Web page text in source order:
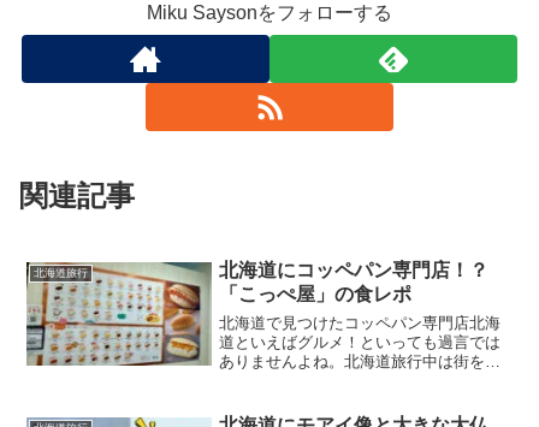
Miku Saysonをフォローする
関連記事
北海道旅行
北海道にコッペパン専門店！？
「こっぺ屋」の食レポ
北海道で見つけたコッペパン専門店北海
道といえばグルメ！といっても過言では
ありませんよね。北海道旅行中は街を歩
サッポロファクトリーを散策している